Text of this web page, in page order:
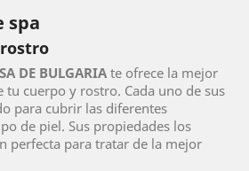
spa
DE BULGARIA te ofrece la mejor
tu cuerpo y rostro. Cada uno de sus
para cubrir las diferentes
de piel. Sus propiedades los
perfecta para tratar de la mejor